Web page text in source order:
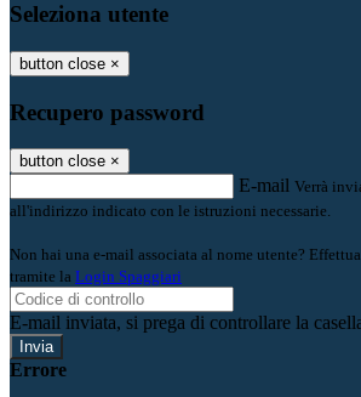
Seleziona utente
button close ×
Recupero password
button close ×
E-mail Verrà
all'indirizzo indicato con le istruzioni necessarie.
Non hai una e-mail associata al nome utente?
tramite la Login Spaggiari
E-mail inviata, si prega di controllare la
Errore